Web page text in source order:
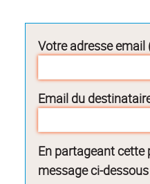
Votre adresse email
Email du
En partageant cette
message ci-